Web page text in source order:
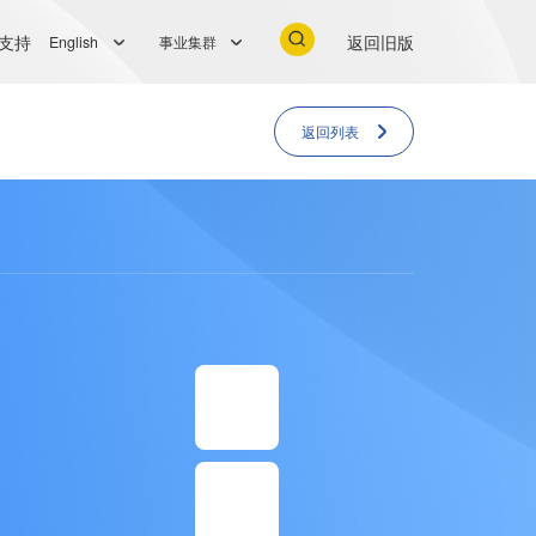
持 English 事业集群 返回旧版
返回列表